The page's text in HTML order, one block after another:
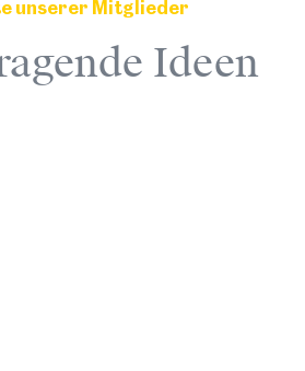
unserer Mitglieder
Ideen